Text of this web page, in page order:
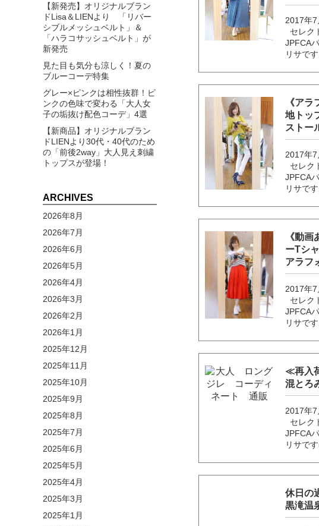
2017年7
セレク
JPFCA
リサで
《ア
地トッ
ストー
2017年7
セレク
JPFCA
リサで
《動
ーTシ
アラフ
2017年7
セレク
JPFCA
リサで
≪再入
混とろ
2017年7
セレク
JPFCA
リサで
休日の
黒滝温
【新発売】オリジナルブラン
ドLisa＆LIENより 「リバー
シブルメッシュベルト」＆
「ハラコサッシュベルト」が
新発売
見た目も気分も涼しく！夏の
ブルーコーデ特集
グレー×ピンクは相性抜群！ピ
ンクの色味で変わる「大人女
子の垢抜け配色コーデ」4選
【新商品】オリジナルブラン
ドLIENより30代・40代のため
の「前後2way」大人見え刺繍
トップスが登場！
ARCHIVES
2026年8月
2026年7月
2026年6月
2026年5月
2026年4月
2026年3月
2026年2月
2026年1月
2025年12月
2025年11月
2025年10月
2025年9月
2025年8月
2025年7月
2025年6月
2025年5月
2025年4月
2025年3月
2025年1月